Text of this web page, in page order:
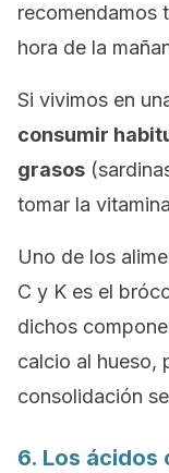
recomendamos
hora de la
Si vivimos en
consumir
grasos
tomar la
Uno de los
C y K es el
dichos
calcio al hueso,
consolidación
6. Los ácidos